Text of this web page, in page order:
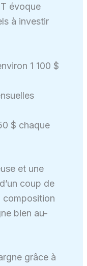
évoque
à investir
1 100 $
$ chaque
et une
coup de
composition
bien au-
grâce à